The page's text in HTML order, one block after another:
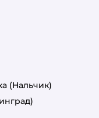
(Нальчик)